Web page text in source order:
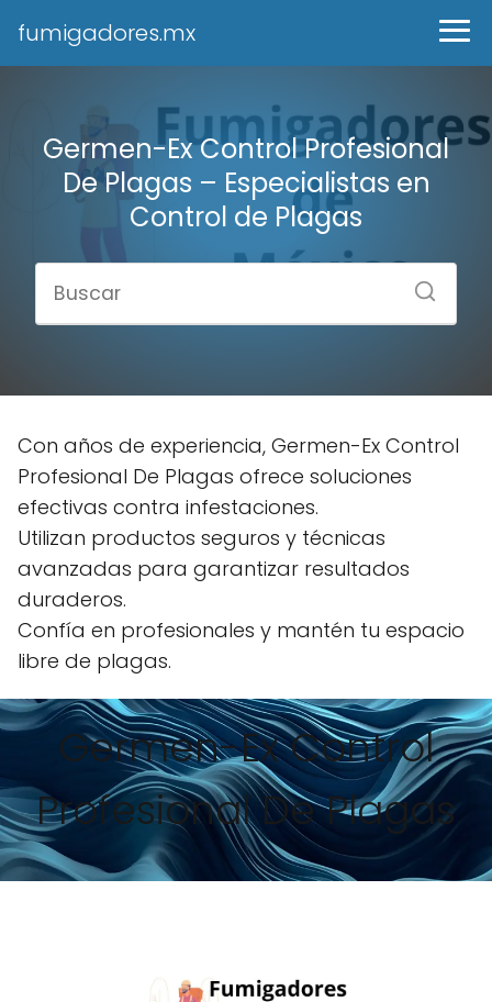
fumigadores.mx
Germen-Ex Control Profesional
De Plagas – Especialistas en
Control de Plagas
Con años de experiencia, Germen-Ex Control
Profesional De Plagas ofrece soluciones
efectivas contra infestaciones.
Utilizan productos seguros y técnicas
avanzadas para garantizar resultados
duraderos.
Confía en profesionales y mantén tu espacio
libre de plagas.
Germen-Ex Control
Profesional De Plagas